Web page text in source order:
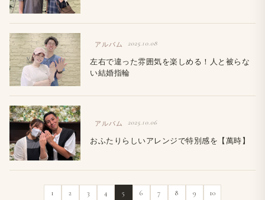
アルバム 2025.10.08
左右で違った雰囲気を楽しめる！人と被らな
い結婚指輪
アルバム 2025.10.06
おふたりらしいアレンジで特別感を【萬時】
1 2 3 4 5 6 7 8 9 10